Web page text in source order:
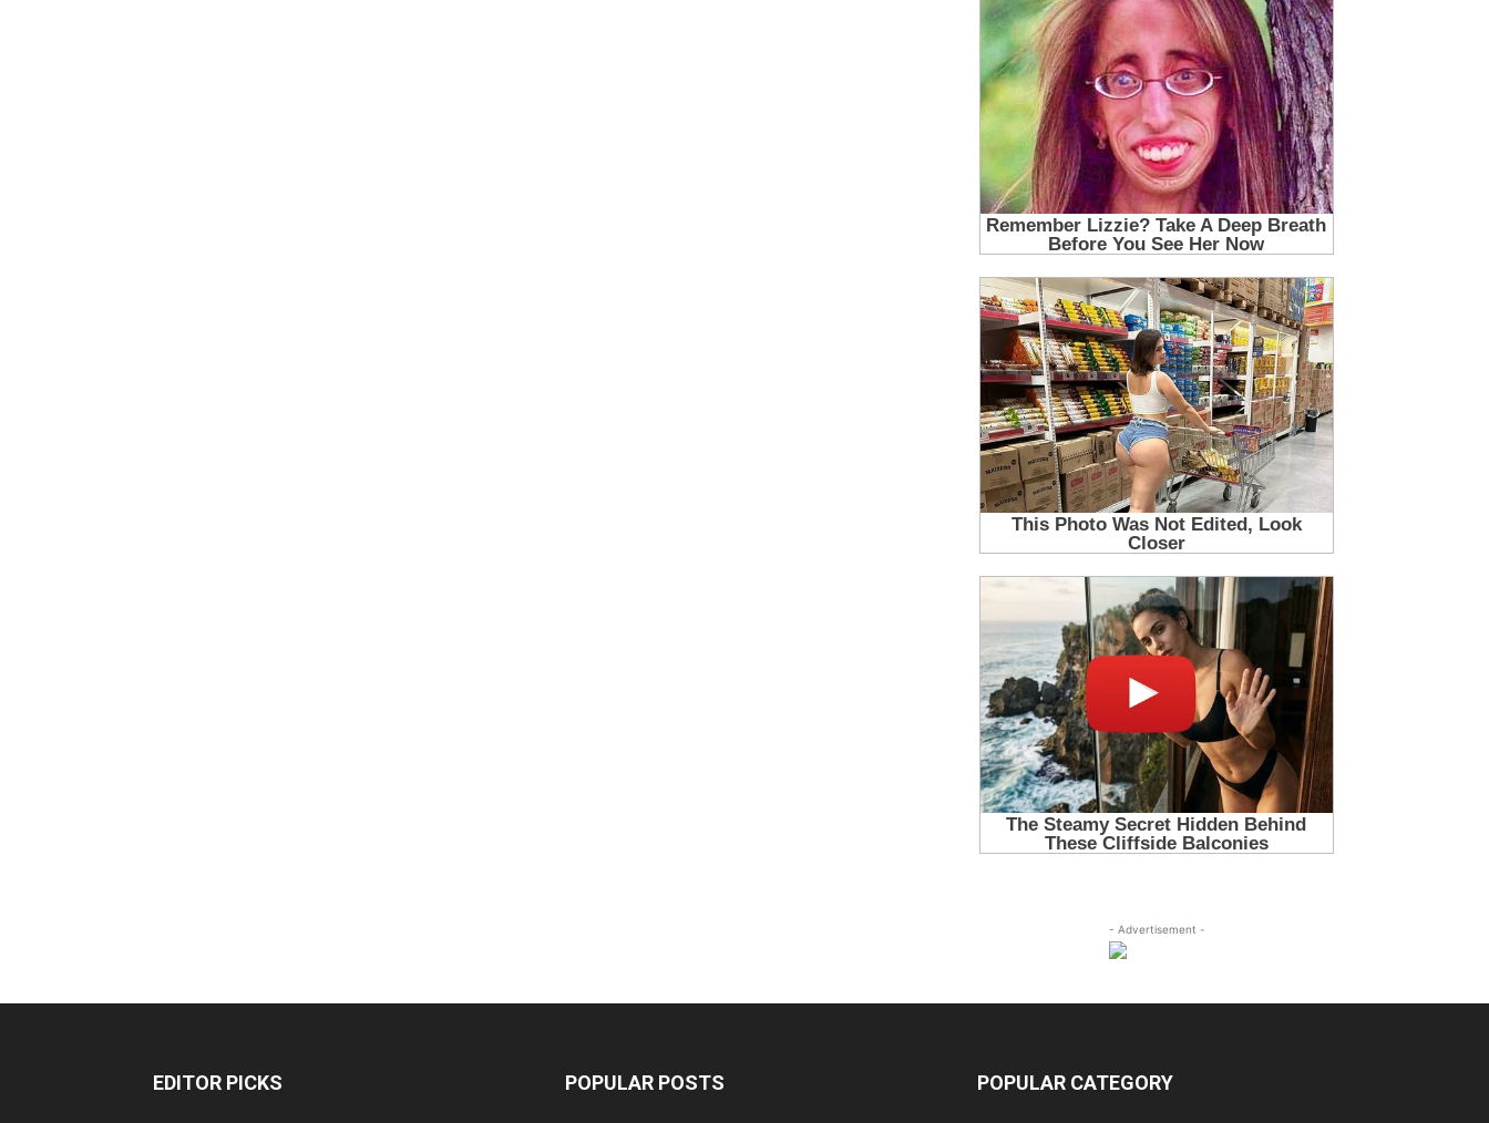
- Advertisement -
EDITOR PICKS POPULAR POSTS POPULAR CATEGORY